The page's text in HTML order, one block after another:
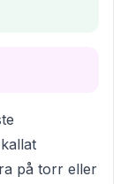
på torr eller